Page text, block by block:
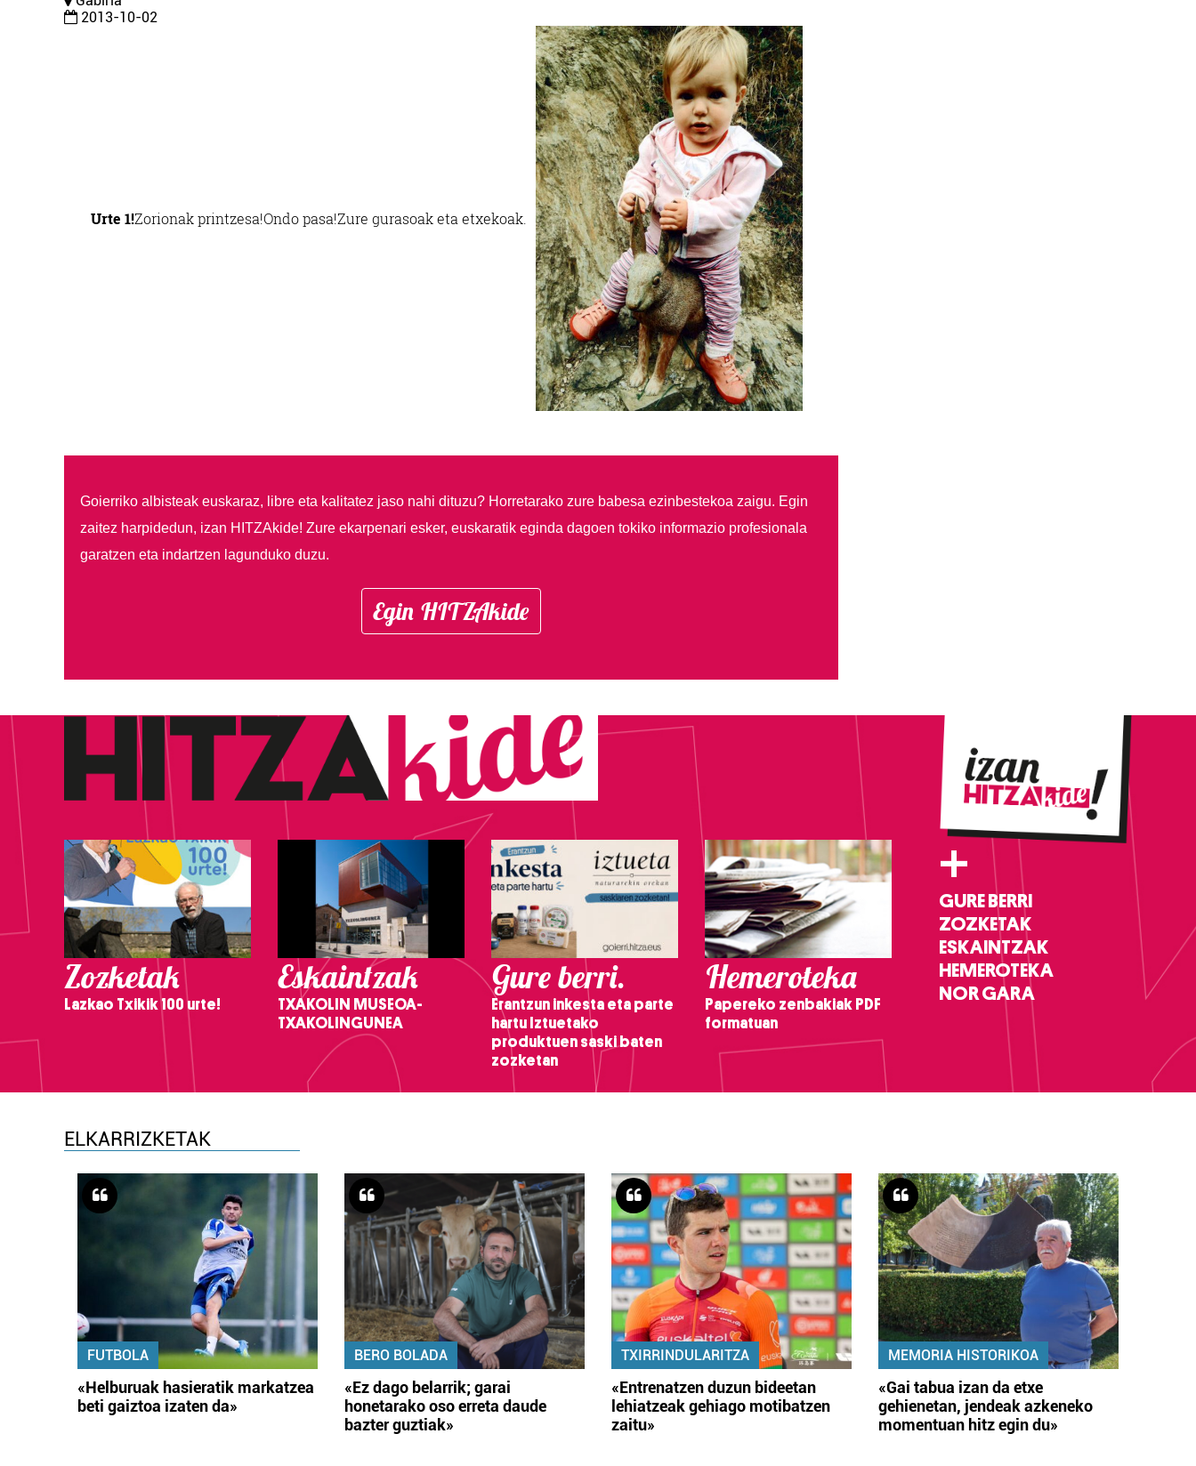
2013-10-02
Urte 1!Zorionak printzesa!Ondo pasa!Zure gurasoak eta etxekoak.
Goierriko albisteak euskaraz, libre eta kalitatez jaso nahi dituzu? Horretarako zure babesa ezinbestekoa zaigu. Egin
zaitez harpidedun, izan HITZAkide! Zure ekarpenari esker, euskaratik eginda dagoen tokiko informazio profesionala
garatzen eta indartzen lagunduko duzu.
Egin HITZAkide
Zozketak
Lazkao Txikik 100 urte!
Eskaintzak
TXAKOLIN MUSEOA-
TXAKOLINGUNEA
Gure berri.
Erantzun inkesta eta parte
hartu Iztuetako
produktuen saski baten
zozketan
Hemeroteka
Papereko zenbakiak PDF
formatuan
+
GURE BERRI
ZOZKETAK
ESKAINTZAK
HEMEROTEKA
NOR GARA
ELKARRIZKETAK
FUTBOLA
«Helburuak hasieratik markatzea
beti gaiztoa izaten da»
BERO BOLADA
«Ez dago belarrik; garai
honetarako oso erreta daude
bazter guztiak»
TXIRRINDULARITZA
«Entrenatzen duzun bideetan
lehiatzeak gehiago motibatzen
zaitu»
MEMORIA HISTORIKOA
«Gai tabua izan da etxe
gehienetan, jendeak azkeneko
momentuan hitz egin du»